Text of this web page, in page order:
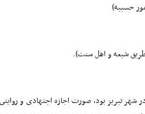
حسبیه)
طریق شیعه و اهل سنت).
شهر تبریز بود، صورت اجازه اجتهادى و